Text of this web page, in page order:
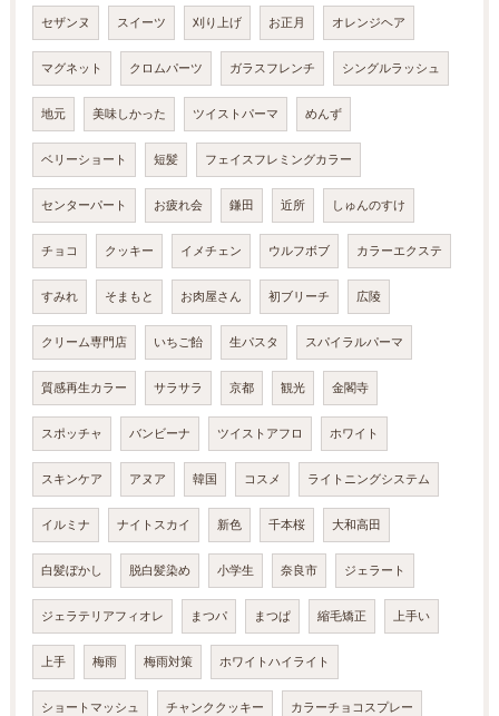
セザンヌ スイーツ 刈り上げ お正月 オレンジヘア
マグネット クロムパーツ ガラスフレンチ シングルラッシュ
地元 美味しかった ツイストパーマ めんず
ベリーショート 短髪 フェイスフレミングカラー
センターパート お疲れ会 鎌田 近所 しゅんのすけ
チョコ クッキー イメチェン ウルフボブ カラーエクステ
すみれ そまもと お肉屋さん 初ブリーチ 広陵
クリーム専門店 いちご飴 生パスタ スパイラルパーマ
質感再生カラー サラサラ 京都 観光 金閣寺
スポッチャ バンビーナ ツイストアフロ ホワイト
スキンケア アヌア 韓国 コスメ ライトニングシステム
イルミナ ナイトスカイ 新色 千本桜 大和高田
白髪ぼかし 脱白髪染め 小学生 奈良市 ジェラート
ジェラテリアフィオレ まつパ まつぱ 縮毛矯正 上手い
上手 梅雨 梅雨対策 ホワイトハイライト
ショートマッシュ チャンククッキー カラーチョコスプレー